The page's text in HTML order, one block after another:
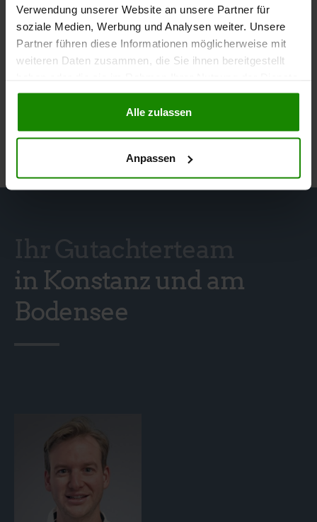
Verwendung unserer Website an unsere Partner für
soziale Medien, Werbung und Analysen weiter. Unsere
Partner führen diese Informationen möglicherweise mit
weiteren Daten zusammen, die Sie ihnen bereitgestellt
gesammelt haben.
Alle zulassen
Anpassen
Bild- und Textdokumentation
Objektaufnahmetermin (Optional)
Ihr Gutachterteam
in Konstanz und am
Bodensee